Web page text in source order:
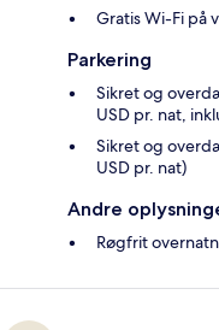
Gratis Wi-Fi på
Parkering
Sikret og
USD pr. nat,
Sikret og
USD pr. nat)
Andre
Røgfrit